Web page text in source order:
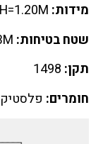
מידות:
שטח בטיחות:
תקן:
חומרים: פלסטיק HDPE, פלדה,